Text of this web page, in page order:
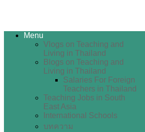
Menu
Vlogs on Teaching and
Living in Thailand
Blogs on Teaching and
Living in Thailand
Salaries For Foreign
Teachers in Thailand
Teaching Jobs in South
East Asia
International Schools
บทความ